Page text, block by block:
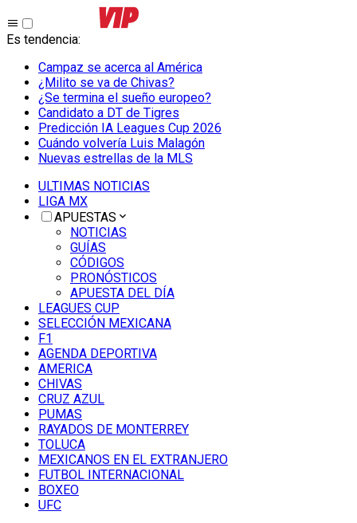
Es tendencia:
Campaz se acerca al América
¿Milito se va de Chivas?
¿Se termina el sueño europeo?
Candidato a DT de Tigres
Predicción IA Leagues Cup 2026
Cuándo volvería Luis Malagón
Nuevas estrellas de la MLS
ULTIMAS NOTICIAS
LIGA MX
APUESTAS
NOTICIAS
GUÍAS
CÓDIGOS
PRONÓSTICOS
APUESTA DEL DÍA
LEAGUES CUP
SELECCIÓN MEXICANA
F1
AGENDA DEPORTIVA
AMERICA
CHIVAS
CRUZ AZUL
PUMAS
RAYADOS DE MONTERREY
TOLUCA
MEXICANOS EN EL EXTRANJERO
FUTBOL INTERNACIONAL
BOXEO
UFC